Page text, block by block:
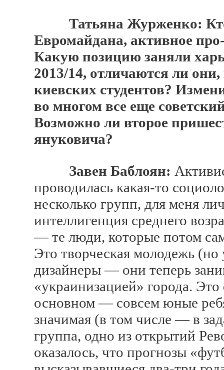
Татьяна Журженко:
Евромайдана, активное
Какую позицию заняли
2013/14, отличаются ли
киевских студентов?
во многом все еще
Возможно ли второе
януковича?
Завен Баблоян:
проводилась какая-то
несколько групп, для меня
интеллигенция среднего
— те люди, которые потом
Это творческая молодежь
дизайнеры — они теперь
«украинизацией» города.
основном — совсем юные
значимая (в том числе — в
группа, одно из открытий
оказалось, что прогнозы